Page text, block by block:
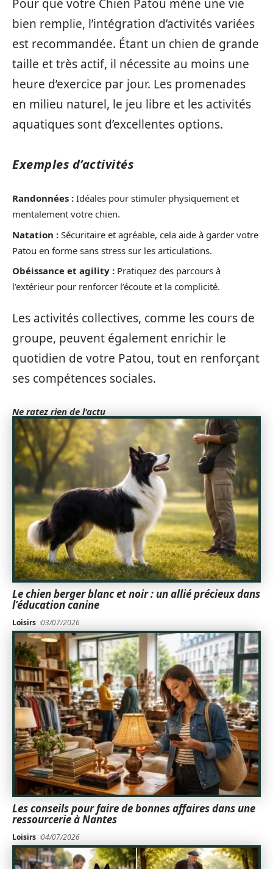
Pour que votre Chien Patou mène une vie
bien remplie, l’intégration d’activités variées
est recommandée. Étant un chien de grande
taille et très actif, il nécessite au moins une
heure d’exercice par jour. Les promenades
en milieu naturel, le jeu libre et les activités
aquatiques sont d’excellentes options.
Exemples d’activités
Randonnées : Idéales pour stimuler physiquement et
mentalement votre chien.
Natation : Sécuritaire et agréable, cela aide à garder votre
Patou en forme sans stress sur les articulations.
Obéissance et agility : Pratiquez des parcours à
l’extérieur pour renforcer l’écoute et la complicité.
Les activités collectives, comme les cours de
groupe, peuvent également enrichir le
quotidien de votre Patou, tout en renforçant
ses compétences sociales.
Ne ratez rien de l'actu
Le chien berger blanc et noir : un allié précieux dans
l’éducation canine
Loisirs 03/07/2026
Les conseils pour faire de bonnes affaires dans une
ressourcerie à Nantes
Loisirs 04/07/2026